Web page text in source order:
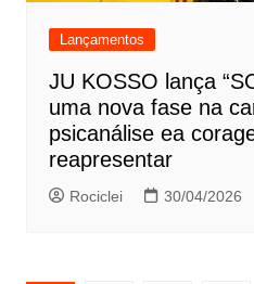
Lançamentos
JU KOSSO lança
uma nova fase na
psicanálise ea
reapresentar
Rociclei 30/04/2026